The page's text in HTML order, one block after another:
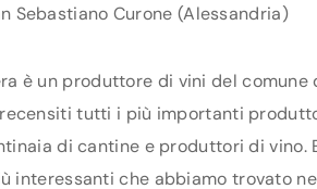
Sebastiano Curone (Alessandria)
è un produttore di vini del
tutti i più importanti
di cantine e produttori di
interessanti che abbiamo trovato